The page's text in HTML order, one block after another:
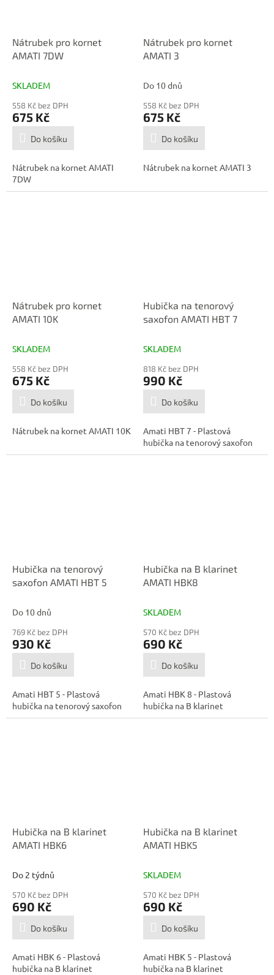
Nátrubek pro kornet
AMATI 7DW
SKLADEM
558 Kč bez DPH
675 Kč
Do košíku
Nátrubek na kornet AMATI
7DW
Nátrubek pro kornet
AMATI 3
Do 10 dnů
558 Kč bez DPH
675 Kč
Do košíku
Nátrubek na kornet AMATI 3
Nátrubek pro kornet
AMATI 10K
SKLADEM
558 Kč bez DPH
675 Kč
Do košíku
Nátrubek na kornet AMATI 10K
Hubička na tenorový
saxofon AMATI HBT 7
SKLADEM
818 Kč bez DPH
990 Kč
Do košíku
Amati HBT 7 - Plastová
hubička na tenorový saxofon
Hubička na tenorový
saxofon AMATI HBT 5
Do 10 dnů
769 Kč bez DPH
930 Kč
Do košíku
Amati HBT 5 - Plastová
hubička na tenorový saxofon
Hubička na B klarinet
AMATI HBK8
SKLADEM
570 Kč bez DPH
690 Kč
Do košíku
Amati HBK 8 - Plastová
hubička na B klarinet
Hubička na B klarinet
AMATI HBK6
Do 2 týdnů
570 Kč bez DPH
690 Kč
Do košíku
Amati HBK 6 - Plastová
hubička na B klarinet
Hubička na B klarinet
AMATI HBK5
SKLADEM
570 Kč bez DPH
690 Kč
Do košíku
Amati HBK 5 - Plastová
hubička na B klarinet